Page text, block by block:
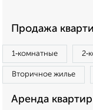
Продажа
1‑комнатные
Вторичное жилье
Аренда